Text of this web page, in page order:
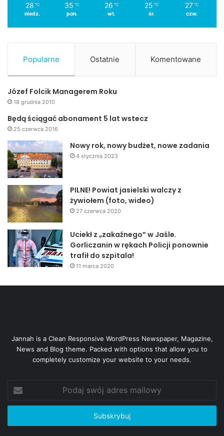
28 ℃
niedz.
35 ℃
pon.
26 ℃
wt.
25 ℃
śr.
27 ℃
czw.
Popularne Ostatnie Komentowane
Józef Folcik Managerem Roku
18 grudnia 2010
Będą ściągać abonament 5 lat wstecz
25 czerwca 2016
Nowy rok, nowy budżet, nowe zadania
4 stycznia 2023
PILNE! Powiat jasielski walczy z
żywiołem (foto, wideo)
27 czerwca 2020
Uciekł z „zakaźnego” w Jaśle.
Gorliczanin w rękach Policji ponownie
trafił do szpitala!
11 marca 2020
Jannah is a Clean Responsive WordPress Newspaper, Magazine,
News and Blog theme. Packed with options that allow you to
completely customize your website to your needs.
swój
adres